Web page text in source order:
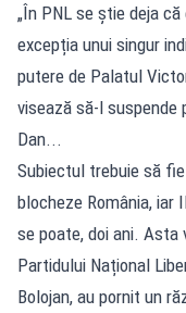
„În PNL se știe deja
excepția unui singur
putere de Palatul
visează să-l suspende
Dan...
Subiectul trebuie să
blocheze România, iar
se poate, doi ani. Asta
Partidului Național
Bolojan, au pornit un